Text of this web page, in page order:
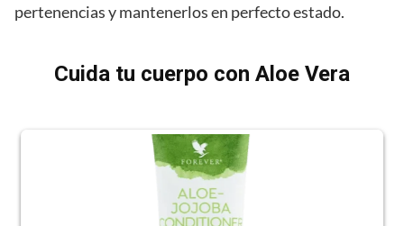
pertenencias y mantenerlos en perfecto estado.
Cuida tu cuerpo con Aloe Vera